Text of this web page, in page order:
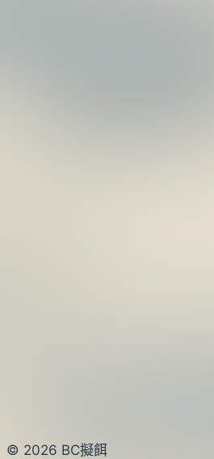
© 2026 BC擬餌